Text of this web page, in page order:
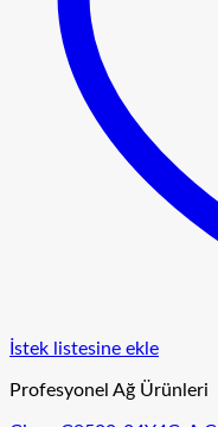
İstek listesine ekle
Profesyonel Ağ Ürünleri